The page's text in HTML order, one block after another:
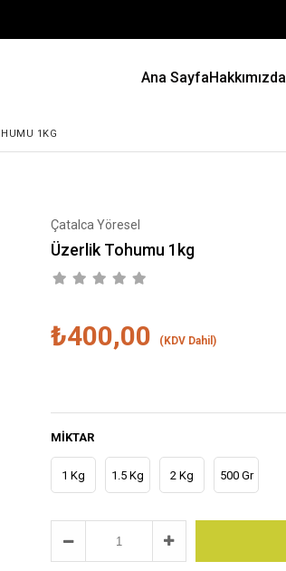
Ana SayfaHakkımızda
1KG
Çatalca Yöresel
Üzerlik Tohumu 1kg
₺400,00 (KDV Dahil)
MIKTAR
1 Kg 1.5 Kg 2 Kg 500 Gr